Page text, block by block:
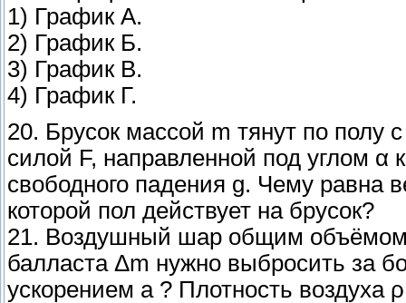
1) График А.
2) График Б.
3) График В.
4) График Г.
20. Брусок массой m тянут по полу
силой F, направленной под углом
свободного падения g. Чему равна
которой пол действует на брусок?
21. Воздушный шар общим объёмом
балласта Δm нужно выбросить за
ускорением а ? Плотность воздуха